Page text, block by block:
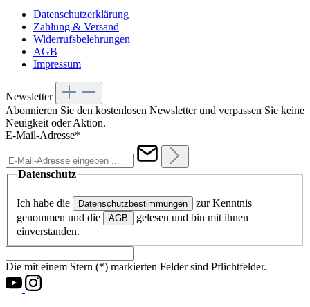
Datenschutzerklärung
Zahlung & Versand
Widerrufsbelehrungen
AGB
Impressum
Newsletter
Abonnieren Sie den kostenlosen Newsletter und verpassen Sie keine
Neuigkeit oder Aktion.
E-Mail-Adresse*
Datenschutz
Ich habe die Datenschutzbestimmungen
zur Kenntnis
genommen und die
AGB
gelesen und bin mit ihnen
einverstanden.
Die mit einem Stern (*) markierten Felder sind Pflichtfelder.